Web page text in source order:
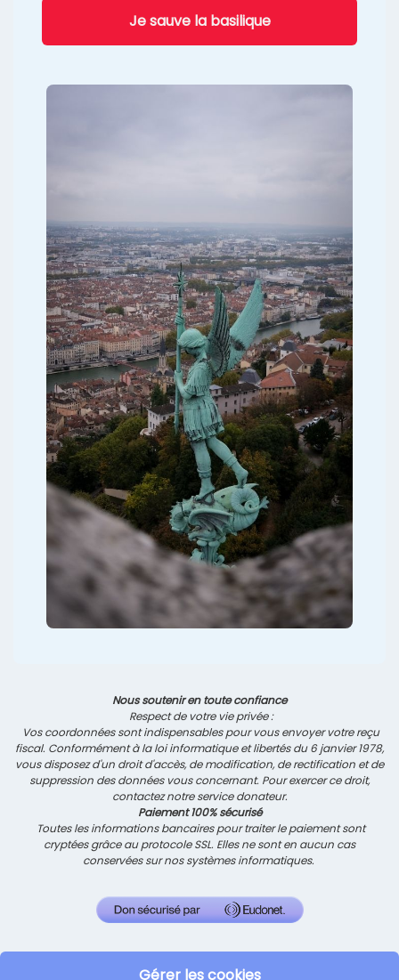
Je sauve la basilique
Nous soutenir en toute confiance
Respect de votre vie privée :
Vos coordonnées sont indispensables pour vous envoyer votre reçu
fiscal. Conformément à la loi informatique et libertés du 6 janvier 1978,
vous disposez d'un droit d'accès, de modification, de rectification et de
suppression des données vous concernant. Pour exercer ce droit,
contactez notre service donateur.
Paiement 100% sécurisé
Toutes les informations bancaires pour traiter le paiement sont
cryptées grâce au protocole SSL. Elles ne sont en aucun cas
conservées sur nos systèmes informatiques.
Gérer les cookies